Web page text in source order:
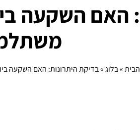
האם השקעה
»בלוג»בדיקת היתרונות: האם השקעה